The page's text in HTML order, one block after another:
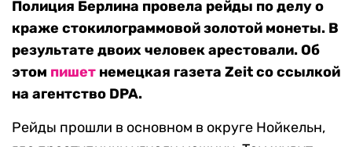
Полиция Берлина провела рейды по делу о
краже стокилограммовой золотой монеты. В
результате двоих человек арестовали. Об
этом пишет немецкая газета Zeit со ссылкой
на агентство DPA.
Рейды прошли в основном в округе Нойкельн,